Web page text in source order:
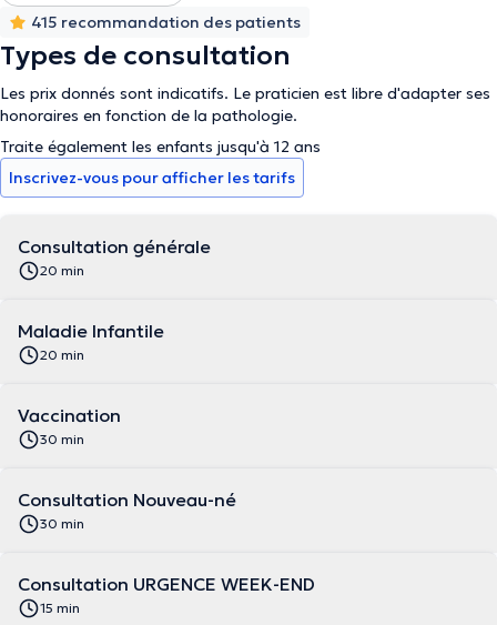
415 recommandation des patients
Types de consultation
Les prix donnés sont indicatifs. Le praticien est libre d'adapter ses
honoraires en fonction de la pathologie.
Traite également les enfants jusqu'à 12 ans
Inscrivez-vous pour afficher les tarifs
Consultation générale
20 min
Maladie Infantile
20 min
Vaccination
30 min
Consultation Nouveau-né
30 min
Consultation URGENCE WEEK-END
15 min